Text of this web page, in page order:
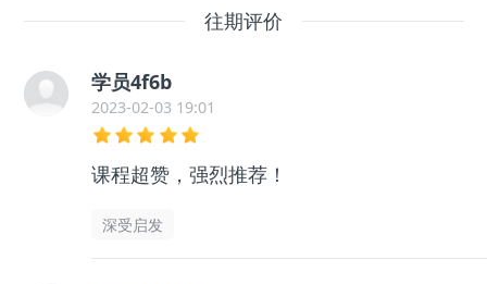
往期评价
学员4f6b
2023-02-03 19:01
课程超赞，强烈推荐！
深受启发